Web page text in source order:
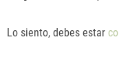
Lo siento, debes estar